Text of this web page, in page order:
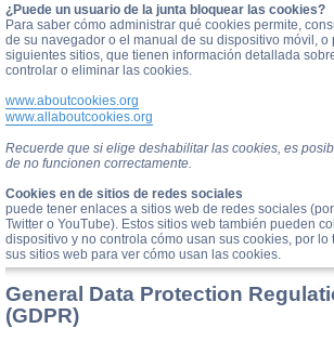
¿Puede un usuario de la junta bloquear las cookies?
Para saber cómo administrar qué cookies permite,
de su navegador o el manual de su dispositivo móvil,
siguientes sitios, que tienen información detallada
controlar o eliminar las cookies.
www.aboutcookies.org
www.allaboutcookies.org
Recuerde que si elige deshabilitar las cookies, es
de no funcionen correctamente.
Cookies en de sitios de redes sociales
puede tener enlaces a sitios web de redes sociales
Twitter o YouTube). Estos sitios web también pueden
dispositivo y no controla cómo usan sus cookies, por lo
sus sitios web para ver cómo usan las cookies.
General Data Protection
(GDPR)